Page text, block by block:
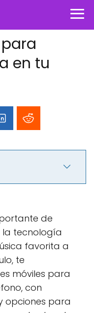
en tu
de
la tecnología
favorita a
te
móviles para
con
opciones para